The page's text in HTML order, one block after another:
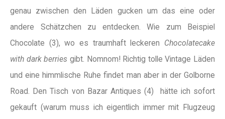
genau zwischen den Läden gucken um das eine oder
andere Schätzchen zu entdecken. Wie zum Beispiel
Chocolate (3), wo es traumhaft leckeren Chocolatecake
with dark berries gibt. Nomnom! Richtig tolle Vintage Läden
und eine himmlische Ruhe findet man aber in der Golborne
Road. Den Tisch von Bazar Antiques (4) hätte ich sofort
gekauft (warum muss ich eigentlich immer mit Flugzeug